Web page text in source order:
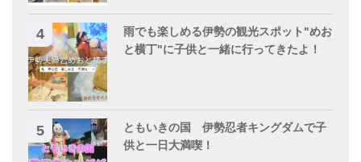
雨でも楽しめる伊勢の観光スポット"めお
と横丁"に子供と一緒に行ってきたよ！
ともいきの国 伊勢忍者キングダムで子
供と一日大満喫！